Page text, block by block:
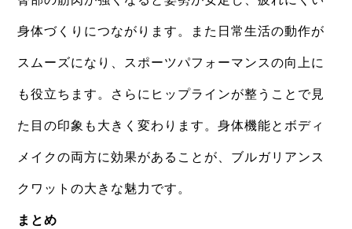
身体づくりにつながります。また日常生活の動作が
スムーズになり、スポーツパフォーマンスの向上に
も役立ちます。さらにヒップラインが整うことで見
た目の印象も大きく変わります。身体機能とボディ
メイクの両方に効果があることが、ブルガリアンス
クワットの大きな魅力です。
まとめ